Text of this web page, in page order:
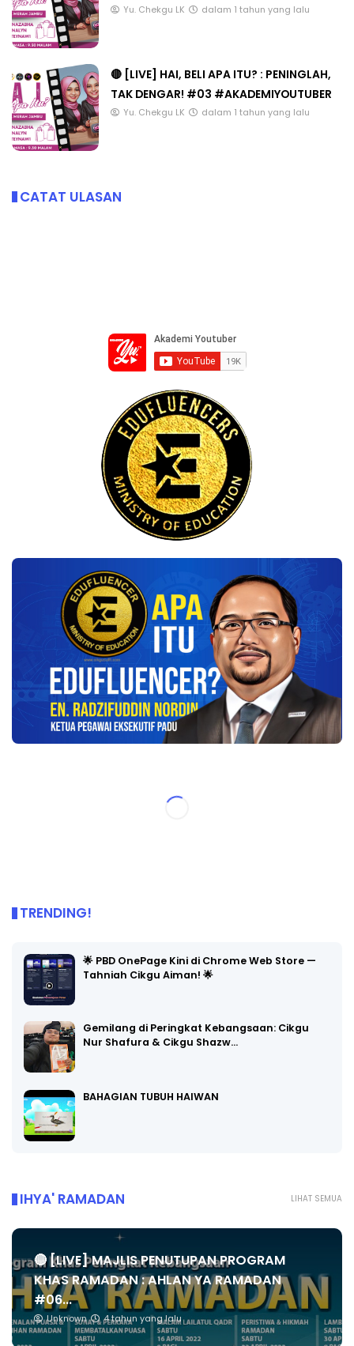
Yu. Chekgu LK dalam 1 tahun yang lalu
🔴 [LIVE] HAI, BELI APA ITU? : PENINGLAH,
TAK DENGAR! #03 #AKADEMIYOUTUBER
Yu. Chekgu LK dalam 1 tahun yang lalu
CATAT ULASAN
TRENDING!
🌟 PBD OnePage Kini di Chrome Web Store —
Tahniah Cikgu Aiman! 🌟
Gemilang di Peringkat Kebangsaan: Cikgu
Nur Shafura & Cikgu Shazw…
BAHAGIAN TUBUH HAIWAN
LIHAT SEMUA
IHYA' RAMADAN
🔴 [LIVE] MAJLIS PENUTUPAN PROGRAM
KHAS RAMADAN : AHLAN YA RAMADAN
#06...
Unknown 4 tahun yang lalu